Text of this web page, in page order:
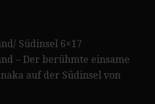
Südinsel 6×17
– Der berühmte einsame
auf der Südinsel von